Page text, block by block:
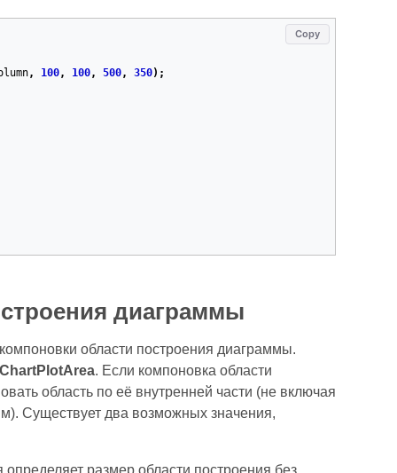
Copy
, 100, 100, 500, 350);
диаграммы
области построения диаграммы.
. Если компоновка области
область по её внутренней части (не включая
Существует два возможных значения,
размер области построения без